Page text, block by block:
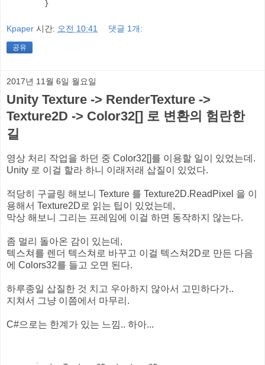
Kpaper 시간: 오전 10:41 댓글 1개:
공유
2017년 11월 6일 월요일
Unity Texture -> RenderTexture ->
Texture2D -> Color32[] 로 변환의 험란한
길
영상 처리 작업을 하던 중 Color32[]를 이용할 일이 있었는데.
Unity 로 이걸 할라 하니 이래저래 삽질이 있었다.
적당히 구글링 해보니 Texture 를 Texture2D.ReadPixel 을 이
용해서 Texture2D로 읽는 팁이 있었는데,
막상 해보니 그리는 프레임에 이걸 하면 동작하지 않는다.
좀 멀리 돌아온 감이 있는데,
텍스쳐를 렌더 텍스쳐로 바꾸고 이걸 텍스쳐2D로 만든 다음
에 Colors32를 들고 오면 된다.
하루종일 삽질한 것 치고 우아하지 않아서 고민하다가..
지쳐서 그냥 이쯤에서 마무리.
C#으로는 한계가 있는 느낌.. 하아...